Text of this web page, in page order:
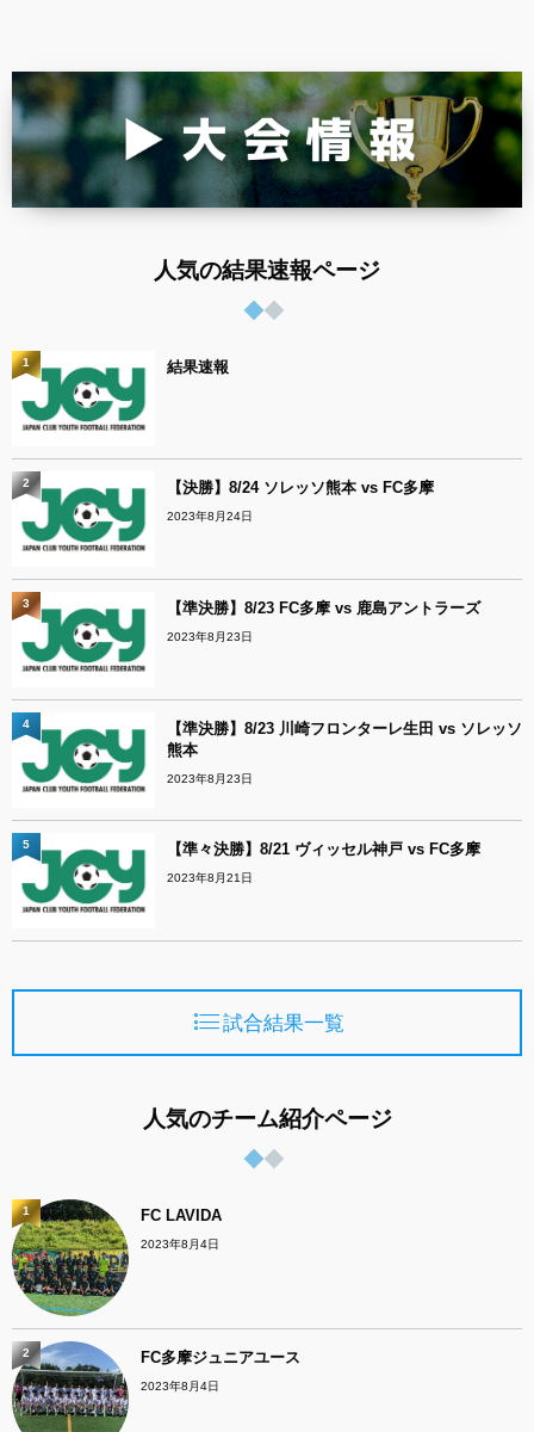
人気の結果速報ページ
結果速報
1
【決勝】8/24 ソレッソ熊本 vs FC多摩
2023年8月24日
2
【準決勝】8/23 FC多摩 vs 鹿島アントラーズ
2023年8月23日
3
【準決勝】8/23 川崎フロンターレ生田 vs ソレッソ
熊本
2023年8月23日
4
【準々決勝】8/21 ヴィッセル神戸 vs FC多摩
2023年8月21日
5
試合結果一覧
人気のチーム紹介ページ
FC LAVIDA
2023年8月4日
1
FC多摩ジュニアユース
2023年8月4日
2